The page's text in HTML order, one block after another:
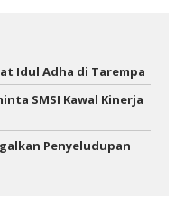
Idul Adha di Tarempa
SMSI Kawal Kinerja
Penyeludupan